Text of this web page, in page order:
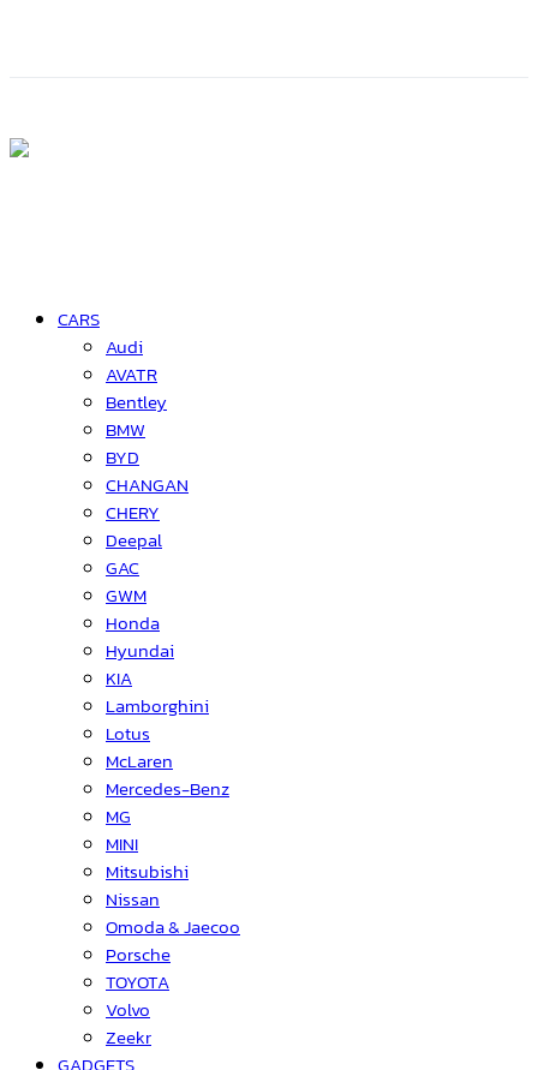
CARS
Audi
AVATR
Bentley
BMW
BYD
CHANGAN
CHERY
Deepal
GAC
GWM
Honda
Hyundai
KIA
Lamborghini
Lotus
McLaren
Mercedes-Benz
MG
MINI
Mitsubishi
Nissan
Omoda & Jaecoo
Porsche
TOYOTA
Volvo
Zeekr